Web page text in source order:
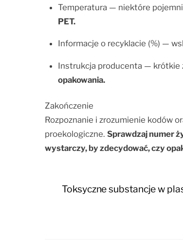
Temperatura — niektóre
PET.
Informacje o recyklacie (%) —
Instrukcja producenta — krótkie
opakowania.
Zakończenie
Rozpoznanie i zrozumienie kodów
proekologiczne. Sprawdzaj numer
wystarczy, by zdecydować, czy
Toksyczne substancje w